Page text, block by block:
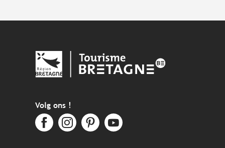
Volg ons !